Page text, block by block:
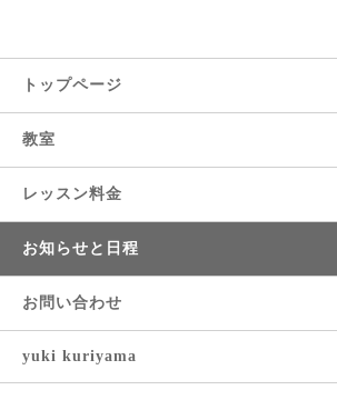
トップページ
教室
レッスン料金
お知らせと日程
お問い合わせ
yuki kuriyama